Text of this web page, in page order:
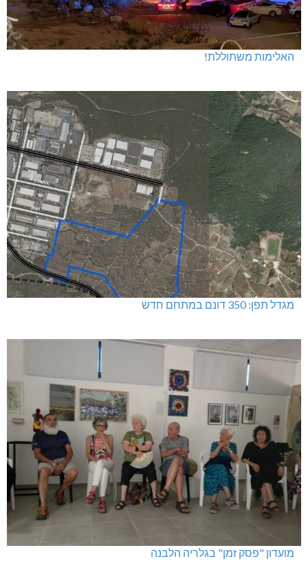
האלימות משתוללת!
מגדל תפן: 350 דונם במתחם חדש
מועדון "פסק זמן" בגלריה הלבנה